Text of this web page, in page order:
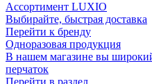
Ассортимент LUXIO
Выбирайте, быстрая доставка
Перейти к бренду
Одноразовая продукция
В нашем магазине вы
перчаток
Перейти в раздел